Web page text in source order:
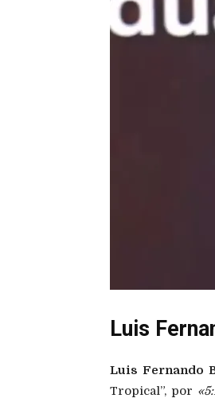
Luis
Luis Fernando
Tropical”, por